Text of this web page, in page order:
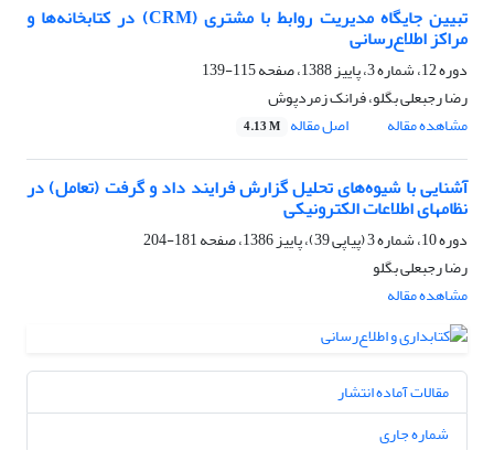
تبیین جایگاه مدیریت روابط با مشتری (CRM) در کتابخانه‌ها و
مراکز اطلاع‌رسانی
دوره 12، شماره 3، پاییز 1388، صفحه
115-139
رضا رجبعلی بگلو، فرانک زمردپوش
مشاهده مقاله
اصل مقاله 4.13 M
آشنایی با شیوه‌های تحلیل گزارش فرایند داد و گرفت (تعامل) در
نظامهای اطلاعات الکترونیکی
دوره 10، شماره 3 (پیاپی 39)، پاییز 1386، صفحه
181-204
رضا رجبعلی بگلو
مشاهده مقاله
مقالات آماده انتشار
شماره جاری